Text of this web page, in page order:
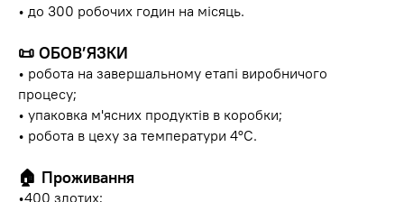
• до 300 робочих годин на місяць.
📜 ОБОВ’ЯЗКИ
• робота на завершальному етапі виробничого
процесу;
• упаковка м'ясних продуктів в коробки;
• робота в цеху за температури 4°С.
🏠 Проживання
•400 злотих;